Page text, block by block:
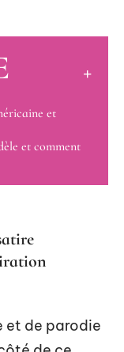
et
et comment
et de parodie